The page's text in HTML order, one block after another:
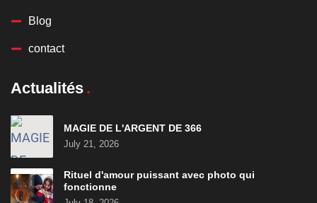
Blog
contact
Actualités
MAGIE DE L'ARGENT DE 366
July 21, 2026
Rituel d'amour puissant avec photo qui
fonctionne